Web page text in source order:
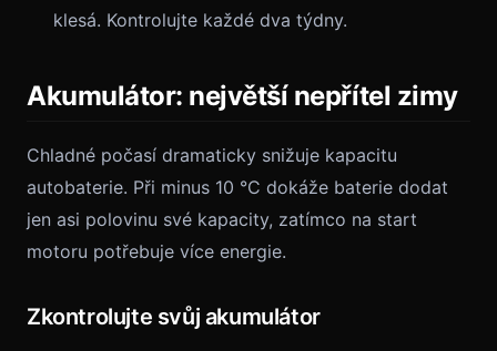
klesá. Kontrolujte každé dva týdny.
Akumulátor: největší nepřítel zimy
Chladné počasí dramaticky snižuje kapacitu
autobaterie. Při minus 10 °C dokáže baterie dodat
jen asi polovinu své kapacity, zatímco na start
motoru potřebuje více energie.
Zkontrolujte svůj akumulátor